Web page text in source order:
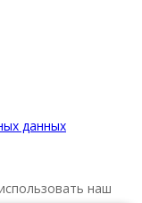
данных
наш